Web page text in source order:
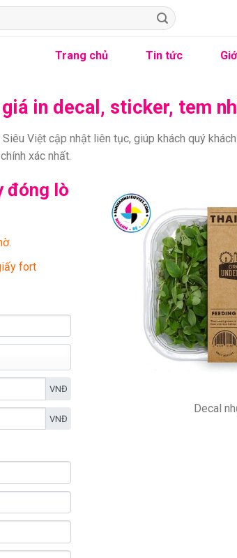
Trang chủ Tin tức
giá in decal, sticker, tem
Việt cập nhật liên tục, giúp khách quý
xác nhất.
đóng lò
fort
VNĐ
VNĐ
Decal